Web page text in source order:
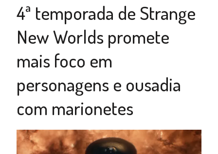
4ª temporada de Strange
New Worlds promete
mais foco em
personagens e ousadia
com marionetes